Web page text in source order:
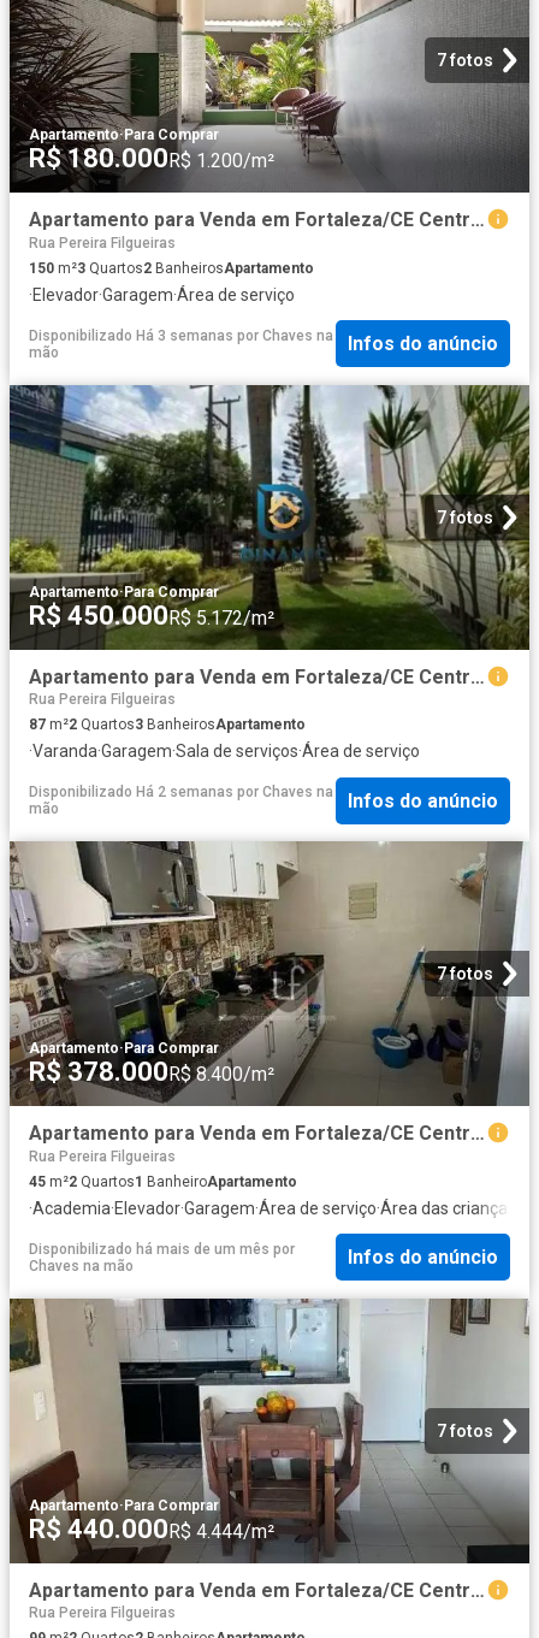
7 fotos
Apartamento·Para Comprar
R$ 180.000R$ 1.200/m²
Apartamento para Venda em Fortaleza/CE Centro 3 Quartos
Rua Pereira Filgueiras
150 m²3 Quartos2 BanheirosApartamento
·Elevador·Garagem·Área de serviço
Disponibilizado Há 3 semanas por Chaves na
mão
Infos do anúncio
7 fotos
Apartamento·Para Comprar
R$ 450.000R$ 5.172/m²
Apartamento para Venda em Fortaleza/CE Centro 2 Quartos
Rua Pereira Filgueiras
87 m²2 Quartos3 BanheirosApartamento
·Varanda·Garagem·Sala de serviços·Área de serviço
Disponibilizado Há 2 semanas por Chaves na
mão
Infos do anúncio
7 fotos
Apartamento· Para Comprar
R$ 378.000R$ 8.400/m²
Apartamento para Venda em Fortaleza/CE Centro 2 Quartos
Rua Pereira Filgueiras
45 m²2 Quartos1 BanheiroApartamento
·Academia·Elevador·Garagem·Área de serviço·Área das crianças
Disponibilizado há mais de um mês por
Chaves na mão
Infos do anúncio
7 fotos
Apartamento·Para Comprar
R$ 440.000R$ 4.444/m²
Apartamento para Venda em Fortaleza/CE Centro 2 Quartos
Rua Pereira Filgueiras